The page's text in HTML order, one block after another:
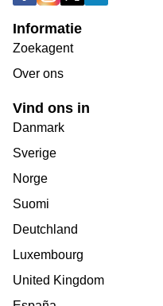
Informatie
Zoekagent
Over ons
Vind ons in
Danmark
Sverige
Norge
Suomi
Deutchland
Luxembourg
United Kingdom